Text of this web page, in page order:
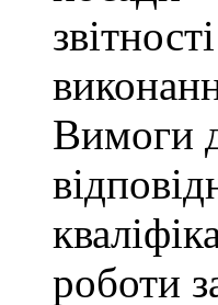
Вимоги
роботи